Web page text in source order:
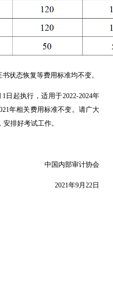
状态恢复等费用标准均不变。
日起执行，适用于2022-2024年
年相关费用标准不变。请广大
排好考试工作。
中国内部审计协会
2021年9月22日